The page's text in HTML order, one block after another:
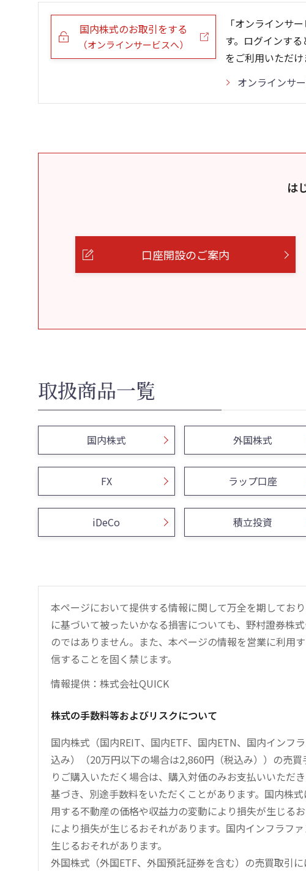
国内株式のお取引をする
（オンラインサービスへ）
「オンラインサ
す。ログインす
をご利用いただけ
オンラインサ
は
口座開設のご案内
取扱商品一覧
国内株式 外国株式
FX ラップ口座
iDeCo 積立投資
本ページにおいて提供する情報に関して万全を期してお
に基づいて被ったいかなる損害についても、野村證券株
のではありません。また、本ページの情報を営業に利用
信することを固く禁じます。
情報提供：株式会社QUICK
株式の手数料等およびリスクについて
国内株式（国内REIT、国内ETF、国内ETN、国内インフ
込み）（20万円以下の場合は2,860円（税込み））の売
りご購入いただく場合は、購入対価のみお支払いいただ
基づき、別途手数料をいただくことがあります。国内株
用する不動産の価格や収益力の変動により損失が生じる
により損失が生じるおそれがあります。国内インフラフ
生じるおそれがあります。
外国株式（外国ETF、外国預託証券を含む）の売買取引